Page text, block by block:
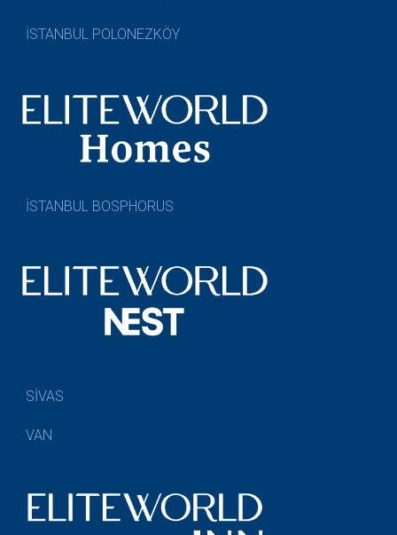
İSTANBUL POLONEZKÖY
İSTANBUL BOSPHORUS
SİVAS
VAN